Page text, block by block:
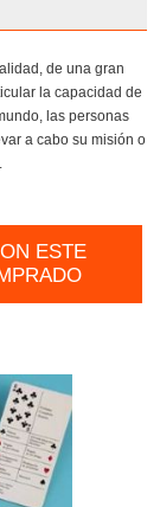
de una gran
la capacidad de
las personas
a cabo su misión o
ESTE